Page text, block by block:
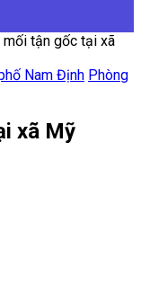
mối tận gốc tại xã
Nam Định Phòng
xã Mỹ